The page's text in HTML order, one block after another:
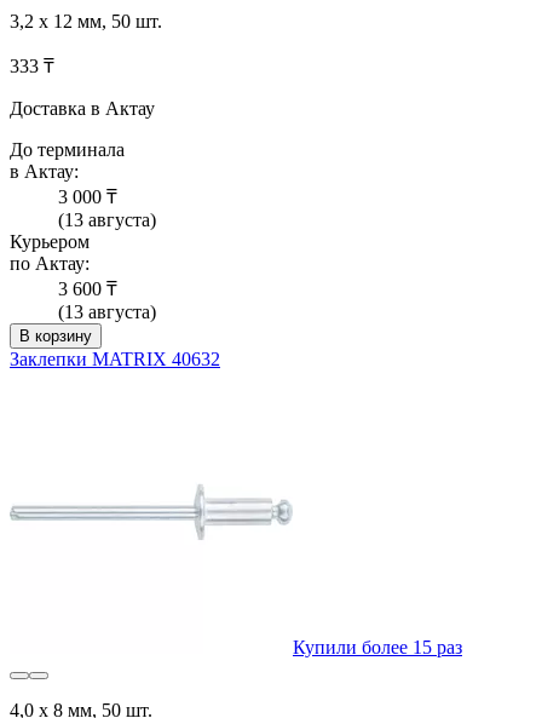
3,2 х 12 мм, 50 шт.
333 ₸
Доставка в Актау
До терминала
в Актау:
3 000 ₸
(13 августа)
Курьером
по Актау:
3 600 ₸
(13 августа)
В корзину
Заклепки MATRIX 40632
Купили более 15 раз
4,0 х 8 мм, 50 шт.